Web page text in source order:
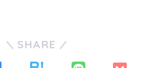
SHARE